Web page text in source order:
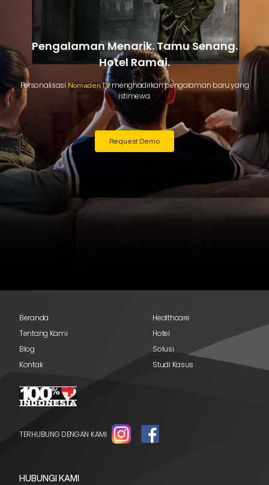
Pengalaman Menarik. Tamu Senang.
Hotel Ramai.
Personalisasi Nomaden TVmenghadirkan pengalaman baru yang
istimewa.
Request Demo
Beranda
Tentang Kami
Blog
Kontak
Healthcare
Hotel
Solusi
Studi Kasus
TERHUBUNG DENGAN KAMI
HUBUNGI KAMI